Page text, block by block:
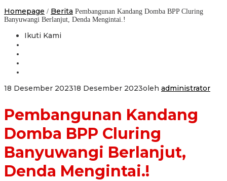
Homepage / Berita Pembangunan Kandang Domba BPP Cluring
Banyuwangi Berlanjut, Denda Mengintai.!
Ikuti Kami
18 Desember 202318 Desember 2023oleh administrator
Pembangunan Kandang
Domba BPP Cluring
Banyuwangi Berlanjut,
Denda Mengintai.!